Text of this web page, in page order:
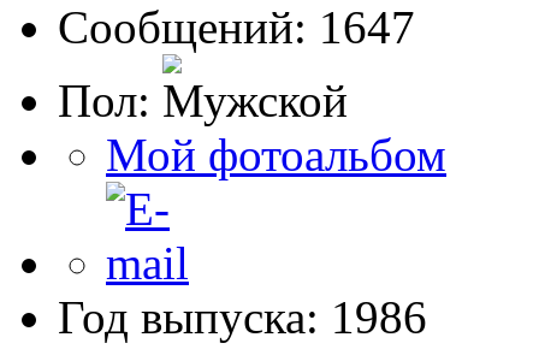
Сообщений: 1647
Пол:
Мой фотоальбом
Год выпуска: 1986